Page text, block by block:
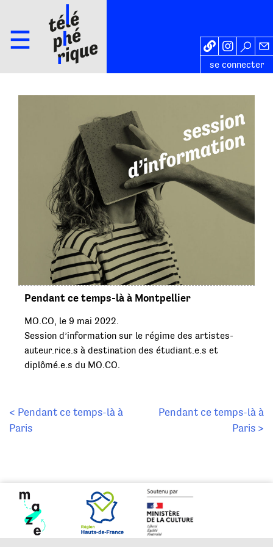
se connecter
Pendant ce temps-là à Montpellier
MO.CO, le 9 mai 2022.
Session d’information sur le régime des artistes-
auteur.rice.s à destination des étudiant.e.s et
diplômé.e.s du MO.CO.
Navigation
de
< Pendant ce temps-là à
Paris
Pendant ce temps-là à
Paris >